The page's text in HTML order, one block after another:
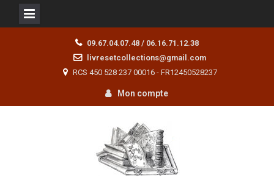
09.67.04.07.48 / 06.16.71.12.38
livresetcollections@gmail.com
RCS 450 528 237 00016 - FR12450528237
Mon compte